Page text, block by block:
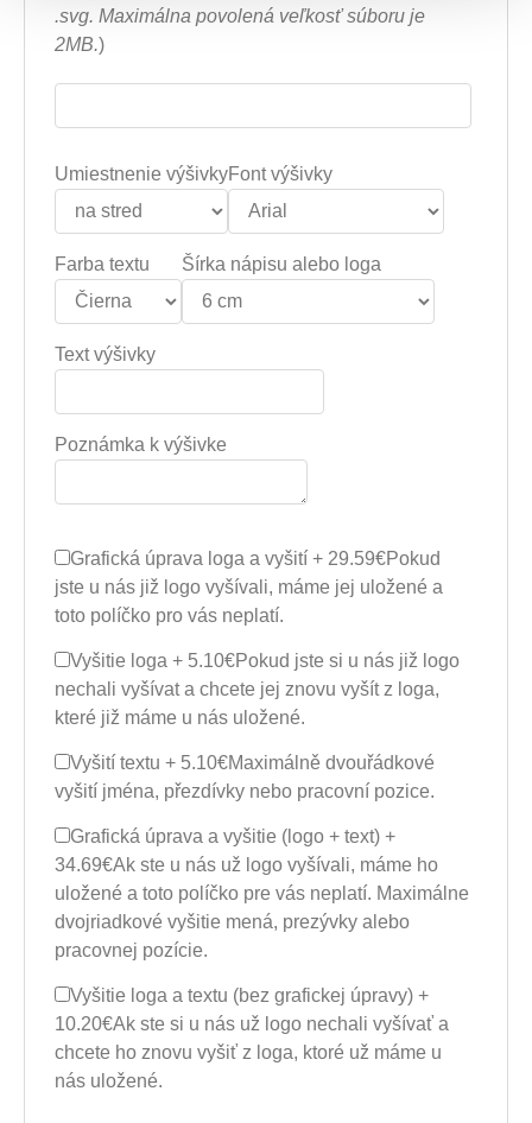
.svg. Maximálna povolená veľkosť súboru je
2MB.)
Umiestnenie výšivkyFont výšivky
Farba textu Šírka nápisu alebo loga
Text výšivky
Poznámka k výšivke
Grafická úprava loga a vyšití + 29.59€Pokud
jste u nás již logo vyšívali, máme jej uložené a
toto políčko pro vás neplatí.
Vyšitie loga + 5.10€Pokud jste si u nás již logo
nechali vyšívat a chcete jej znovu vyšít z loga,
které již máme u nás uložené.
Vyšití textu + 5.10€Maximálně dvouřádkové
vyšití jména, přezdívky nebo pracovní pozice.
Grafická úprava a vyšitie (logo + text) +
34.69€Ak ste u nás už logo vyšívali, máme ho
uložené a toto políčko pre vás neplatí. Maximálne
dvojriadkové vyšitie mená, prezývky alebo
pracovnej pozície.
Vyšitie loga a textu (bez grafickej úpravy) +
10.20€Ak ste si u nás už logo nechali vyšívať a
chcete ho znovu vyšiť z loga, ktoré už máme u
nás uložené.